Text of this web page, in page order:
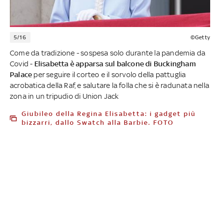
5/16 ©Getty
Come da tradizione - sospesa solo durante la pandemia da
Covid - Elisabetta è apparsa sul balcone di Buckingham
Palace per seguire il corteo e il sorvolo della pattuglia
acrobatica della Raf, e salutare la folla che si è radunata nella
zona in un tripudio di Union Jack
Giubileo della Regina Elisabetta: i gadget più
bizzarri, dallo Swatch alla Barbie. FOTO